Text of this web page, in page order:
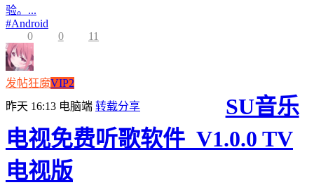
验。...
#Android
0
0 11
发帖狂魔VIP2
昨天 16:13 电脑端 转载分享
SU音乐
电视免费听歌软件_V1.0.0 TV
电视版